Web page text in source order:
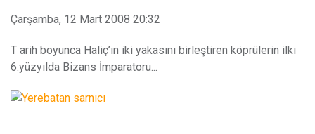
Çarşamba, 12 Mart 2008 20:32
T arih boyunca Haliç’in iki yakasını birleştiren köprülerin ilki
6.yüzyılda Bizans İmparatoru...